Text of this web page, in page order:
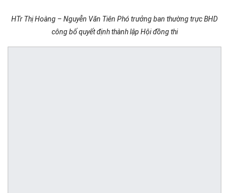
HTr Thị Hoàng – Nguyễn Văn Tiên Phó trưởng ban thường trực BHD
công bố quyết định thành lập Hội đồng thi